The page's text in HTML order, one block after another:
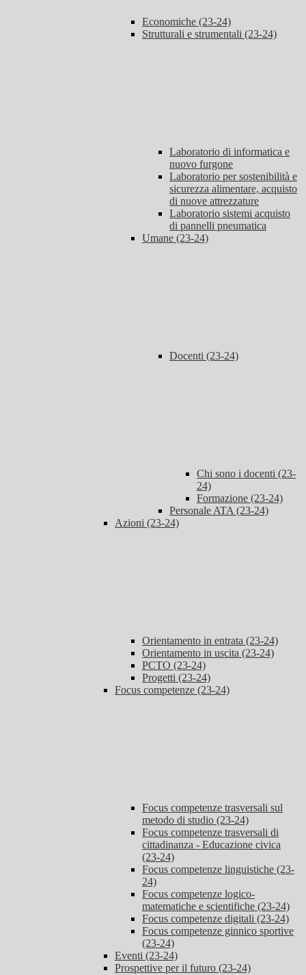
Economiche (23-24)
Strutturali e strumentali (23-24)
Laboratorio di informatica e
nuovo furgone
Laboratorio per sostenibilità e
sicurezza alimentare, acquisto
di nuove attrezzature
Laboratorio sistemi acquisto
di pannelli pneumatica
Umane (23-24)
Docenti (23-24)
Chi sono i docenti (23-
24)
Formazione (23-24)
Personale ATA (23-24)
Azioni (23-24)
Orientamento in entrata (23-24)
Orientamento in uscita (23-24)
PCTO (23-24)
Progetti (23-24)
Focus competenze (23-24)
Focus competenze trasversali sul
metodo di studio (23-24)
Focus competenze trasversali di
cittadinanza - Educazione civica
(23-24)
Focus competenze linguistiche (23-
24)
Focus competenze logico-
matematiche e scientifiche (23-24)
Focus competenze digitali (23-24)
Focus competenze ginnico sportive
(23-24)
Eventi (23-24)
Prospettive per il futuro (23-24)